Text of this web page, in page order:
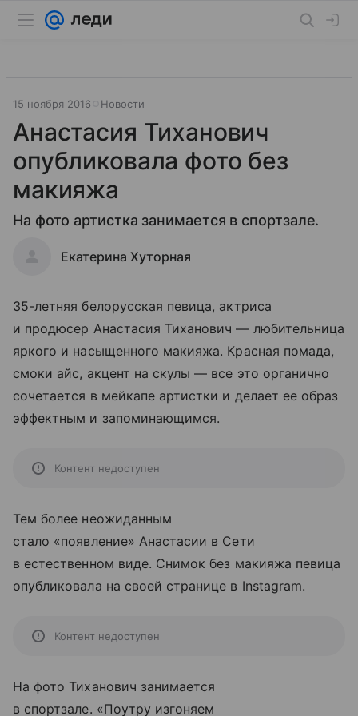
15 ноября 2016 Новости
Анастасия Тиханович
опубликовала фото без
макияжа
На фото артистка занимается в спортзале.
Екатерина Хуторная
35-летняя белорусская певица, актриса
и продюсер Анастасия Тиханович — любительница
яркого и насыщенного макияжа. Красная помада,
смоки айс, акцент на скулы — все это органично
сочетается в мейкапе артистки и делает ее образ
эффектным и запоминающимся.
Контент недоступен
Тем более неожиданным
стало «появление» Анастасии в Сети
в естественном виде. Снимок без макияжа певица
опубликовала на своей странице в Instagram.
Контент недоступен
На фото Тиханович занимается
в спортзале. «Поутру изгоняем